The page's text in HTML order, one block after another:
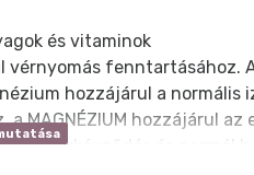
és vitaminok
fenntartásához.
hozzájárul a
MAGNÉZIUM hozzájárul
vérképződés és normál